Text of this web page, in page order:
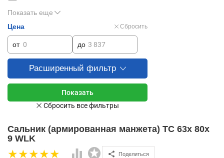
Показать еще
Цена
Сбросить
от до
Расширенный фильтр
Сальник (армированная манжета) TC 63x 80x
9 WLK
Поделиться